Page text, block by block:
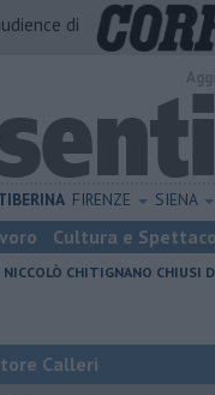
di
FIRENZE SIENA
Cultura e
NICCOLÒ CHITIGNANO CHIUSI
Calleri